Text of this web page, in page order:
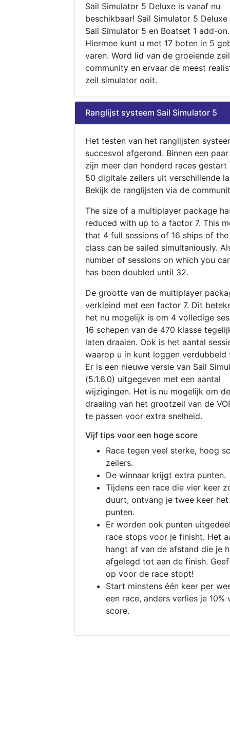
Sail Simulator 5 Deluxe is vanaf nu
beschikbaar! Sail Simulator 5
Sail Simulator 5 en Boatset 1 add-on.
Hiermee kunt u met 17 boten in 5
varen. Word lid van de groeiende zeil
community en ervaar de meest
zeil simulator ooit.
Ranglijst systeem Sail Simulator 5
Het testen van het ranglijsten
succesvol afgerond. Binnen een
zijn meer dan honderd races gestart
50 digitale zeilers uit verschillende
Bekijk de ranglijsten via de
The size of a multiplayer package
reduced with up to a factor 7. This
that 4 full sessions of 16 ships of
class can be sailed simultaniously.
number of sessions on which you
has been doubled until 32.
De grootte van de multiplayer
verkleind met een factor 7. Dit
het nu mogelijk is om 4 volledige
16 schepen van de 470 klasse
laten draaien. Ook is het aantal
waarop u in kunt loggen verdubbeld
Er is een nieuwe versie van Sail
(5.1.6.0) uitgegeven met een aantal
wijzigingen. Het is nu mogelijk om de
draaiing van het grootzeil van de
te passen voor extra snelheid.
Vijf tips voor een hoge score
Race tegen veel sterke, hoog
zeilers.
De winnaar krijgt extra punten.
Tijdens een race die vier keer
duurt, ontvang je twee keer
punten.
Er worden ook punten
race stops voor je finisht. Het
hangt af van de afstand die je
afgelegd tot aan de finish.
op voor de race stopt!
Start minstens één keer per
een race, anders verlies je 10%
score.